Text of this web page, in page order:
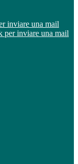
inviare una mail
per inviare una mail